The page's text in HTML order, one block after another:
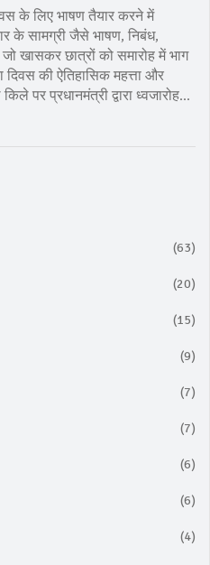
के लिए भाषण तैयार करने में
के सामग्री जैसे भाषण, निबंध,
खासकर छात्रों को समारोह में भाग
की ऐतिहासिक महत्ता और
पर प्रधानमंत्री द्वारा ध्वजारोहण
(63)
(20)
(15)
(9)
(7)
(7)
(6)
(6)
(4)